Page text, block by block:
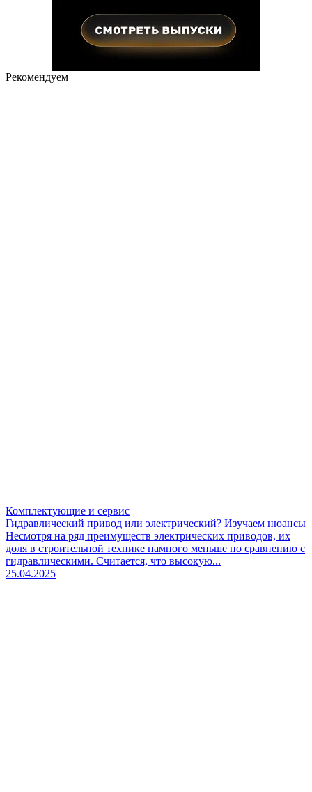
Рекомендуем
Комплектующие и сервис
Гидравлический привод или электрический? Изучаем нюансы
Несмотря на ряд преимуществ электрических приводов, их
доля в строительной технике намного меньше по сравнению с
гидравлическими. Считается, что высокую...
25.04.2025